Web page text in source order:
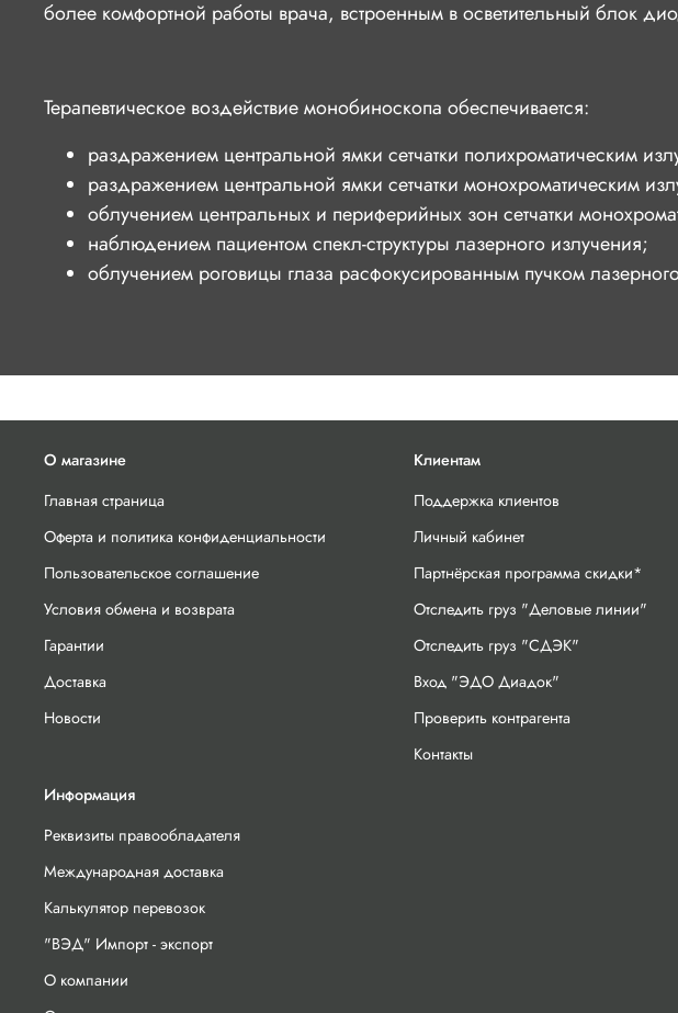
более комфортной работы врача, встроенным в осветительный блок
Терапевтическое воздействие монобиноскопа обеспечивается:
раздражением центральной ямки сетчатки полихроматическим
раздражением центральной ямки сетчатки монохроматическим
облучением центральных и периферийных зон сетчатки
наблюдением пациентом спекл-структуры лазерного излучения;
облучением роговицы глаза расфокусированным пучком
О магазине
Главная страница
Оферта и политика конфиденциальности
Пользовательское соглашение
Условия обмена и возврата
Гарантии
Доставка
Новости
Клиентам
Поддержка клиентов
Личный кабинет
Партнёрская программа скидки*
Отследить груз "Деловые линии"
Отследить груз "СДЭК"
Вход "ЭДО Диадок"
Проверить контрагента
Контакты
Информация
Реквизиты правообладателя
Международная доставка
Калькулятор перевозок
"ВЭД" Импорт - экспорт
О компании